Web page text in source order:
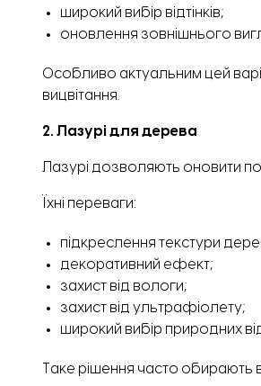
широкий вибір відтінків;
оновлення зовнішнього
Особливо актуальним цей
вицвітання.
2. Лазурі для дерева
Лазурі дозволяють оновити
Їхні переваги:
підкреслення текстури
декоративний ефект;
захист від вологи;
захист від ультрафіолету;
широкий вибір природних
Таке рішення часто